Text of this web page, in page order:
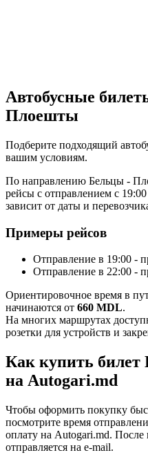
Автобусные
Плоешты
Подберите подходящий
вашим условиям.
По направлению Бельцы -
рейсы с отправлением с
зависит от даты и
Примеры рейсов
Отправление в 19:00 -
Отправление в 22:00 -
Ориентировочное время в
начинаются от 660 MDL.
На многих маршрутах
розетки для устройств и
Как купить
на Autogari.md
Чтобы оформить покупку
посмотрите время
оплату на Autogari.md. После
отправляется на e-mail.